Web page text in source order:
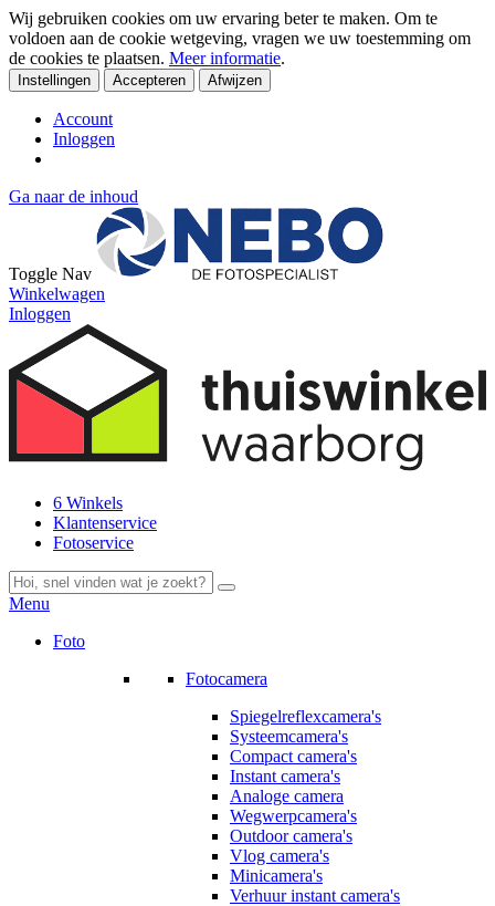
Wij gebruiken cookies om uw ervaring beter te maken. Om te
voldoen aan de cookie wetgeving, vragen we uw toestemming om
de cookies te plaatsen. Meer informatie.
Instellingen Accepteren Afwijzen
Account
Inloggen
Ga naar de inhoud
Toggle Nav
Winkelwagen
Inloggen
6 Winkels
Klantenservice
Fotoservice
Menu
Foto
Fotocamera
Spiegelreflexcamera's
Systeemcamera's
Compact camera's
Instant camera's
Analoge camera
Wegwerpcamera's
Outdoor camera's
Vlog camera's
Minicamera's
Verhuur instant camera's